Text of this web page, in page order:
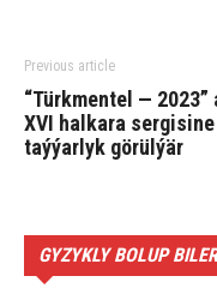
Previous article
“Türkmentel — 2023”
XVI halkara sergisine
taýýarlyk görülýär
GYZYKLY BOLUP BILER